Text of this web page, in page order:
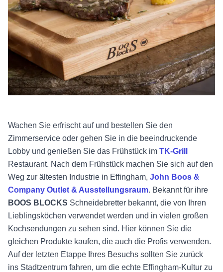
Wachen Sie erfrischt auf und bestellen Sie den
Zimmerservice oder gehen Sie in die beeindruckende
Lobby und genießen Sie das Frühstück im TK-Grill
Restaurant. Nach dem Frühstück machen Sie sich auf den
Weg zur ältesten Industrie in Effingham, John Boos &
Company Outlet & Ausstellungsraum. Bekannt für ihre
BOOS BLOCKS Schneidebretter bekannt, die von Ihren
Lieblingsköchen verwendet werden und in vielen großen
Kochsendungen zu sehen sind. Hier können Sie die
gleichen Produkte kaufen, die auch die Profis verwenden.
Auf der letzten Etappe Ihres Besuchs sollten Sie zurück
ins Stadtzentrum fahren, um die echte Effingham-Kultur zu